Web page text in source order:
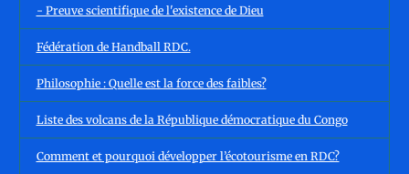
- Preuve scientifique de l'existence de Dieu
Fédération de Handball RDC.
Philosophie : Quelle est la force des faibles?
Liste des volcans de la République démocratique du Congo
Comment et pourquoi développer l’écotourisme en RDC?